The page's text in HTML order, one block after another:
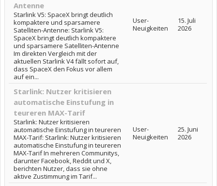
Antenne
Starlink V5: SpaceX bringt deutlich
kompaktere und sparsamere
Satelliten-Antenne: Starlink V5:
SpaceX bringt deutlich kompaktere
und sparsamere Satelliten-Antenne
Im direkten Vergleich mit der
aktuellen Starlink V4 fällt sofort auf,
dass SpaceX den Fokus vor allem
auf ein...
User-
Neuigkeiten
15. Juli
2026
Starlink: Nutzer kritisieren
automatische Einstufung in
teureren MAX-Tarif
Starlink: Nutzer kritisieren
automatische Einstufung in teureren
MAX-Tarif: Starlink: Nutzer kritisieren
automatische Einstufung in teureren
MAX-Tarif In mehreren Communitys,
darunter Facebook, Reddit und X,
berichten Nutzer, dass sie ohne
aktive Zustimmung im Tarif...
User-
Neuigkeiten
25. Juni
2026